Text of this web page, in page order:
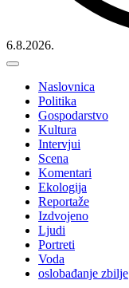
6.8.2026.
Naslovnica
Politika
Gospodarstvo
Kultura
Intervjui
Scena
Komentari
Ekologija
Reportaže
Izdvojeno
Ljudi
Portreti
Voda
oslobađanje zbilje